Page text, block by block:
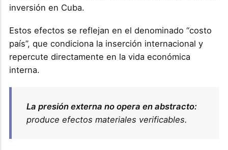
inversión en Cuba.
Estos efectos se reflejan en el denominado “costo
país”, que condiciona la inserción internacional y
repercute directamente en la vida económica
interna.
La presión externa no opera en abstracto:
produce efectos materiales verificables.